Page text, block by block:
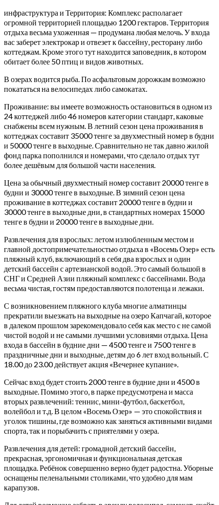
инфраструктура и Территория: Комплекс располагает
огромной территорией площадью 1200 гектаров. Территория
отдыха весьма ухоженная — продумана любая мелочь. У входа
вас заберет электрокар и отвезет к бассейну, ресторану либо
коттеджам. Кроме этого тут находится заповедник, в котором
обитает более 50 птиц и видов животных.
В озерах водится рыба. По асфальтовым дорожкам возможно
покататься на велосипедах либо самокатах.
Проживание: вы имеете возможность остановиться в одном из
24 коттеджей либо 46 номеров категории стандарт, каковые
снабжены всем нужным. В летний сезон цена проживания в
коттеджах составит 35000 тенге за двухместный номер в будни
и 50000 тенге в выходные. Сравнительно не так давно жилой
фонд парка пополнился и номерами, что сделало отдых тут
более дешёвым для большой части населения.
Цена за обычный двухместный номер составит 20000 тенге в
будни и 30000 тенге в выходные. В зимний сезон цена
проживание в коттеджах составит 20000 тенге в будни и
30000 тенге в выходные дни, в стандартных номерах 15000
тенге в будни и 20000 тенге в выходные дни.
Развлечения для взрослых: летом излюбленным местом и
главной достопримечательностью отдыха в «Восемь Озер» есть
пляжный клуб, включающий в себя два взрослых и один
детский бассейн с артезианской водой. Это самый большой в
СНГ и Средней Азии пляжный комплекс с бассейнами. Вода
весьма чистая, гостям предоставляются полотенца и лежаки.
С возникновением пляжного клуба многие алматинцы
прекратили выезжать на выходные на озеро Капчагай, которое
в далеком прошлом зарекомендовало себя как место с не самой
чистой водой и не самыми лучшими условиями отдыха. Цена
входа в бассейн в будние дни — 4500 тенге и 7500 тенге в
праздничные дни и выходные, детям до 6 лет вход вольный. С
18.00 до 23.00 действует акция «Вечернее купание».
Сейчас вход будет стоить 2000 тенге в будние дни и 4500 в
выходные. Помимо этого, в парке предусмотрена и масса
вторых развлечений: теннис, мини-футбол, баскетбол,
волейбол и т.д. В целом «Восемь Озер» — это спокойствия и
уголок тишины, где возможно как заняться активными видами
спорта, так и порыбачить с приятелями у озера.
Развлечения для детей: громадной детский бассейн,
прекрасная, эргономичная и функциональная детская
площадка. Ребёнок совершенно верно будет радостна. Уборные
оснащены пеленальными столиками, что удобно для мам
карапузов.